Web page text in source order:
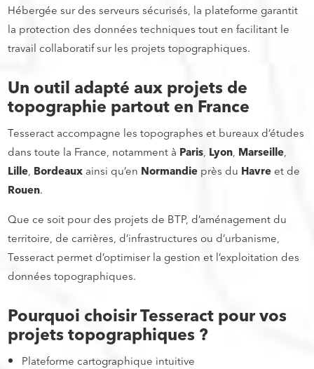
Hébergée sur des serveurs sécurisés, la plateforme garantit
la protection des données techniques tout en facilitant le
travail collaboratif sur les projets topographiques.
Un outil adapté aux projets de
topographie partout en France
Tesseract accompagne les topographes et bureaux d’études
dans toute la France, notamment à Paris, Lyon, Marseille,
Lille, Bordeauxainsi qu’en Normandieprès du Havreet de
Rouen.
Que ce soit pour des projets de BTP, d’aménagement du
territoire, de carrières, d’infrastructures ou d’urbanisme,
Tesseract permet d’optimiser la gestion et l’exploitation des
données topographiques.
Pourquoi choisir Tesseract pour vos
projets topographiques ?
Plateforme cartographique intuitive